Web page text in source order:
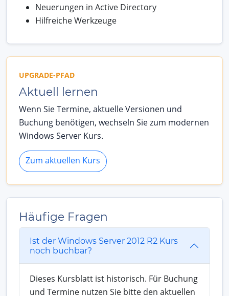
Neuerungen in Active Directory
Hilfreiche Werkzeuge
UPGRADE-PFAD
Aktuell lernen
Wenn Sie Termine, aktuelle Versionen und
Buchung benötigen, wechseln Sie zum modernen
Windows Server Kurs.
Zum aktuellen Kurs
Häufige Fragen
Ist der Windows Server 2012 R2 Kurs
noch buchbar?
Dieses Kursblatt ist historisch. Für Buchung
und Termine nutzen Sie bitte den aktuellen